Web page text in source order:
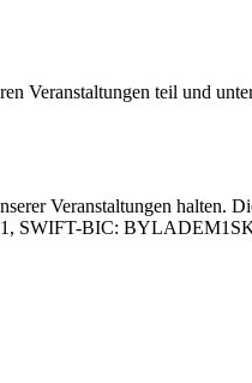
Ver­an­stal­tun­gen teil und
Ver­an­stal­tun­gen hal­ten.
SWIFT-BIC: